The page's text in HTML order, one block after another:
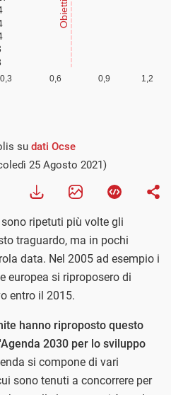
su dati Ocse
25 Agosto 2021)
ripetuti più volte gli
traguardo, ma in pochi
data. Nel 2005 ad esempio i
europea si riproposero di
entro il 2015.
hanno riproposto questo
2030 per lo sviluppo
si compone di vari
sono tenuti a concorrere per